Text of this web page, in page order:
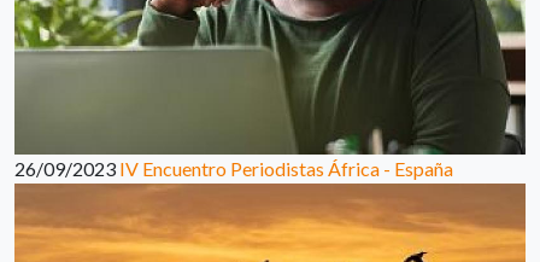
26/09/2023 IV Encuentro Periodistas África - España